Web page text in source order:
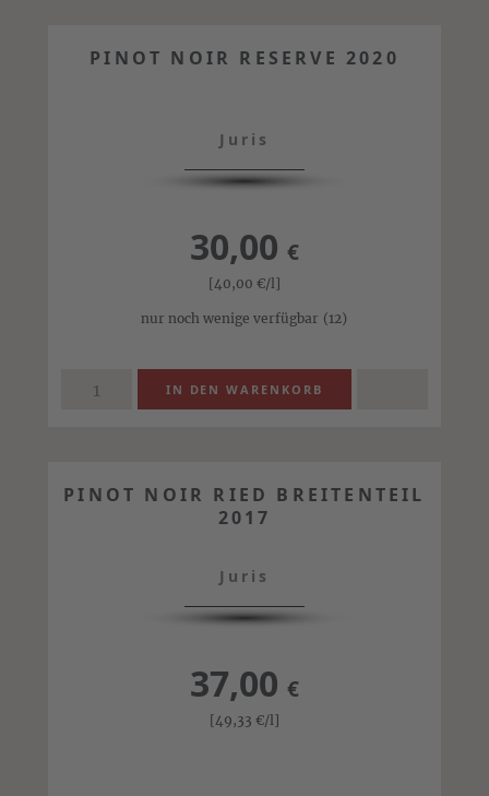
PINOT NOIR RESERVE 2020
Juris
30,00 €
[40,00 €/l]
nur noch wenige verfügbar (12)
PINOT NOIR RIED BREITENTEIL
2017
Juris
37,00 €
[49,33 €/l]